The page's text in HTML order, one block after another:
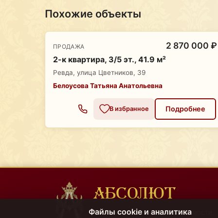
Похожие объекты
ПРОДАЖА 2 870 000 ₽
2-к квартира, 3/5 эт., 41.9 м²
Ревда, улица Цветников, 39
Белоусова Татьяна Анатольевна
В избранное Подробнее
АБСОЛЮТ
Региональный центр недвижимости.
Файлы cookie и аналитика